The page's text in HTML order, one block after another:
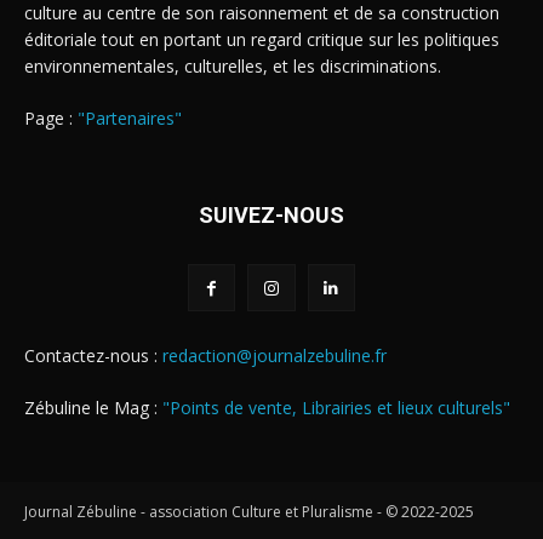
culture au centre de son raisonnement et de sa construction
éditoriale tout en portant un regard critique sur les politiques
environnementales, culturelles, et les discriminations.
Page : "Partenaires"
SUIVEZ-NOUS
Contactez-nous : redaction@journalzebuline.fr
Zébuline le Mag : "Points de vente, Librairies et lieux culturels"
Journal Zébuline - association Culture et Pluralisme - © 2022-2025